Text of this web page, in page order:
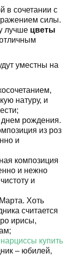
в сочетании с
силы.
лучше цветы
уместны на
натуру, и
днем рождения.
из роз
и
композиция
и нежно
и
Хоть
считается
ирисы,
нарциссы купить
– юбилей,